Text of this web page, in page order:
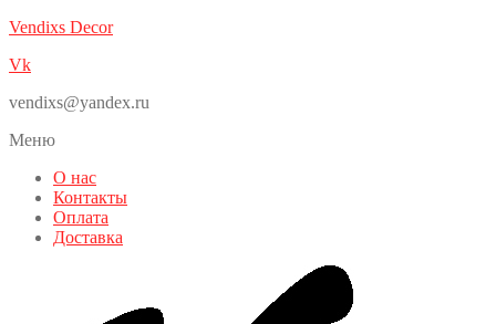
Vendixs Decor
Vk
vendixs@yandex.ru
Меню
О нас
Контакты
Оплата
Доставка